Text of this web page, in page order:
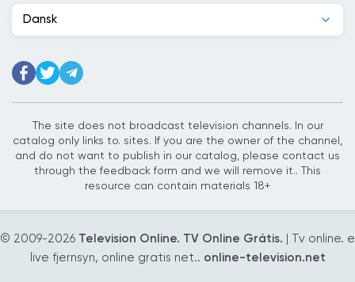
Danmark
Djibouti
Dominikanske Republik
El Salvador
Dansk
The site does not broadcast television channels. In our
catalog only links to. sites. If you are the owner of the channel,
and do not want to publish in our catalog, please contact us
through the feedback form and we will remove it.. This
resource can contain materials 18+
© 2009-2026 Television Online. TV Online Grátis. | Tv online. e
live fjernsyn, online gratis net.. online-television.net